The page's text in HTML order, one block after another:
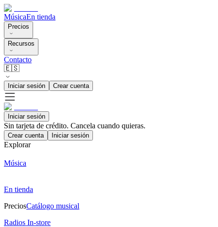
MúsicaEn tienda
Precios
Recursos
Contacto
🇪🇸
Iniciar sesión Crear cuenta
Iniciar sesión
Sin tarjeta de crédito. Cancela cuando quieras.
Crear cuenta Iniciar sesión
Explorar
Música
En tienda
PreciosCatálogo musical
Radios In-store